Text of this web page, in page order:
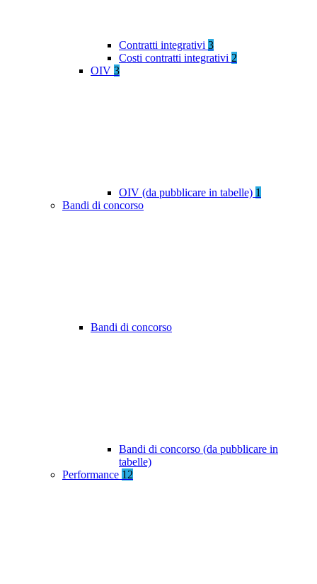
Contratti integrativi 3
Costi contratti integrativi 2
OIV 3
OIV (da pubblicare in tabelle) 1
Bandi di concorso
Bandi di concorso
Bandi di concorso (da pubblicare in
tabelle)
Performance 12